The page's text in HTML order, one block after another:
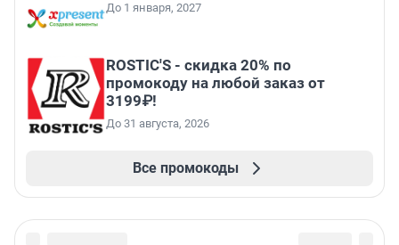
До 1 января, 2027
ROSTIC'S - скидка 20% по
промокоду на любой заказ от
3199₽!
До 31 августа, 2026
Все промокоды